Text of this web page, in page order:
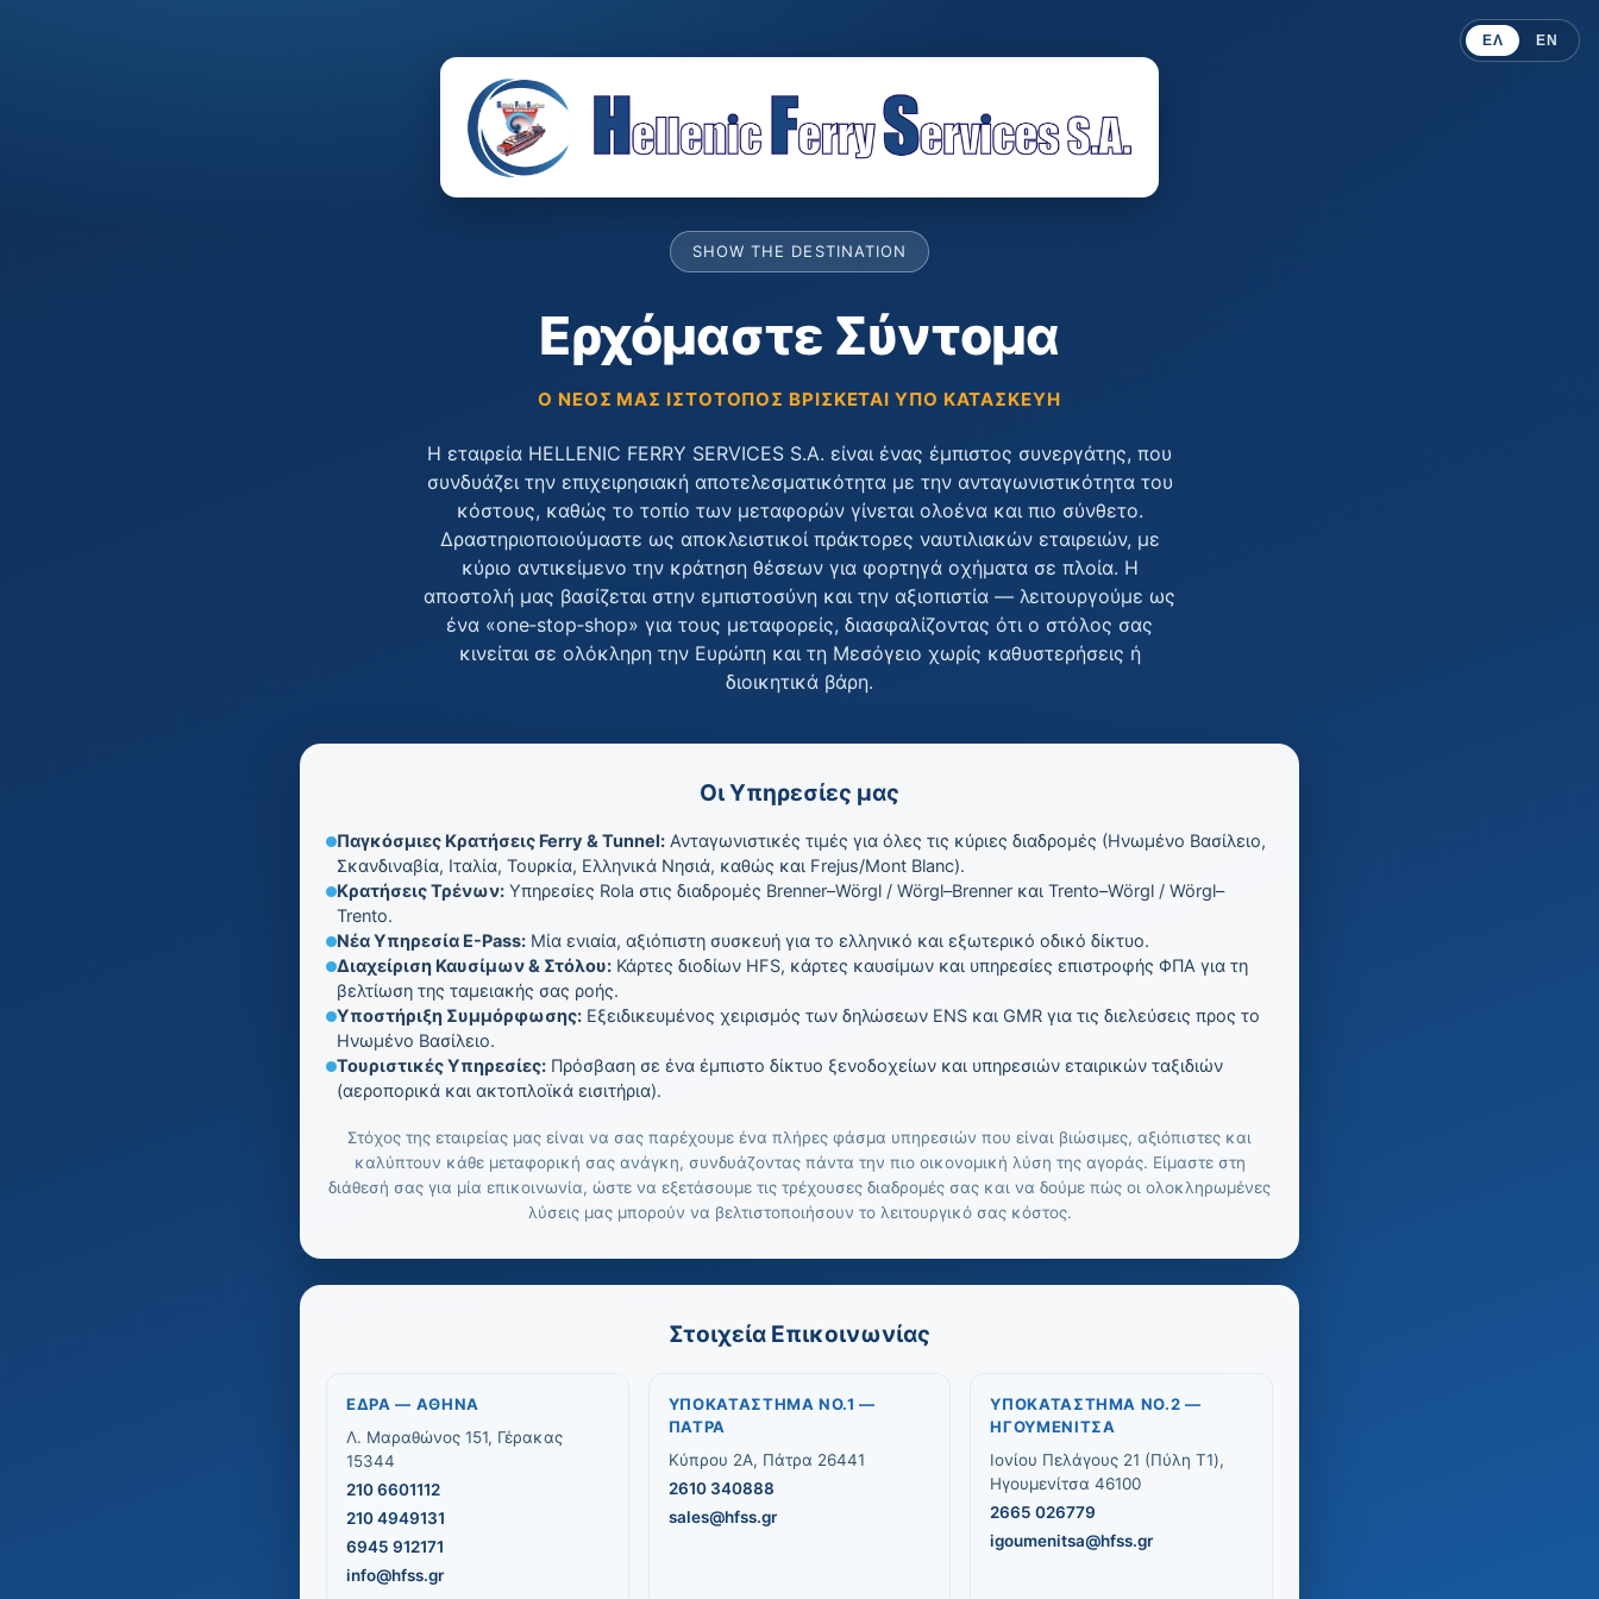
ΕΛ EN
SHOW THE DESTINATION
Ερχόμαστε Σύντομα
Ο ΝΈΟΣ ΜΑΣ ΙΣΤΌΤΟΠΟΣ ΒΡΊΣΚΕΤΑΙ ΥΠΌ ΚΑΤΑΣΚΕΥΉ
Η εταιρεία HELLENIC FERRY SERVICES S.A. είναι ένας έμπιστος συνεργάτης, που
συνδυάζει την επιχειρησιακή αποτελεσματικότητα με την ανταγωνιστικότητα του
κόστους, καθώς το τοπίο των μεταφορών γίνεται ολοένα και πιο σύνθετο.
Δραστηριοποιούμαστε ως αποκλειστικοί πράκτορες ναυτιλιακών εταιρειών, με
κύριο αντικείμενο την κράτηση θέσεων για φορτηγά οχήματα σε πλοία. Η
αποστολή μας βασίζεται στην εμπιστοσύνη και την αξιοπιστία — λειτουργούμε ως
ένα «one‑stop‑shop» για τους μεταφορείς, διασφαλίζοντας ότι ο στόλος σας
κινείται σε ολόκληρη την Ευρώπη και τη Μεσόγειο χωρίς καθυστερήσεις ή
διοικητικά βάρη.
Οι Υπηρεσίες μας
Παγκόσμιες Κρατήσεις Ferry & Tunnel: Ανταγωνιστικές τιμές για όλες τις κύριες διαδρομές (Ηνωμένο Βασίλειο,
Σκανδιναβία, Ιταλία, Τουρκία, Ελληνικά Νησιά, καθώς και Frejus/Mont Blanc).
Κρατήσεις Τρένων: Υπηρεσίες Rola στις διαδρομές Brenner–Wörgl / Wörgl–Brenner και Trento–Wörgl / Wörgl–
Trento.
Νέα Υπηρεσία E-Pass: Μία ενιαία, αξιόπιστη συσκευή για το ελληνικό και εξωτερικό οδικό δίκτυο.
Διαχείριση Καυσίμων & Στόλου: Κάρτες διοδίων HFS, κάρτες καυσίμων και υπηρεσίες επιστροφής ΦΠΑ για τη
βελτίωση της ταμειακής σας ροής.
Υποστήριξη Συμμόρφωσης: Εξειδικευμένος χειρισμός των δηλώσεων ENS και GMR για τις διελεύσεις προς το
Ηνωμένο Βασίλειο.
Τουριστικές Υπηρεσίες: Πρόσβαση σε ένα έμπιστο δίκτυο ξενοδοχείων και υπηρεσιών εταιρικών ταξιδιών
(αεροπορικά και ακτοπλοϊκά εισιτήρια).
Στόχος της εταιρείας μας είναι να σας παρέχουμε ένα πλήρες φάσμα υπηρεσιών που είναι βιώσιμες, αξιόπιστες και
καλύπτουν κάθε μεταφορική σας ανάγκη, συνδυάζοντας πάντα την πιο οικονομική λύση της αγοράς. Είμαστε στη
διάθεσή σας για μία επικοινωνία, ώστε να εξετάσουμε τις τρέχουσες διαδρομές σας και να δούμε πώς οι ολοκληρωμένες
λύσεις μας μπορούν να βελτιστοποιήσουν το λειτουργικό σας κόστος.
Στοιχεία Επικοινωνίας
ΈΔΡΑ — ΑΘΉΝΑ
Λ. Μαραθώνος 151, Γέρακας
15344
210 6601112
210 4949131
6945 912171
info@hfss.gr
ΥΠΟΚΑΤΆΣΤΗΜΑ ΝΟ.1 —
ΠΆΤΡΑ
Κύπρου 2Α, Πάτρα 26441
2610 340888
sales@hfss.gr
ΥΠΟΚΑΤΆΣΤΗΜΑ ΝΟ.2 —
ΗΓΟΥΜΕΝΊΤΣΑ
Ιονίου Πελάγους 21 (Πύλη T1),
Ηγουμενίτσα 46100
2665 026779
igoumenitsa@hfss.gr